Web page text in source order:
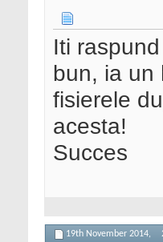
Iti
bun, ia un
fisierele
acesta!
Succes
19th November 2014,